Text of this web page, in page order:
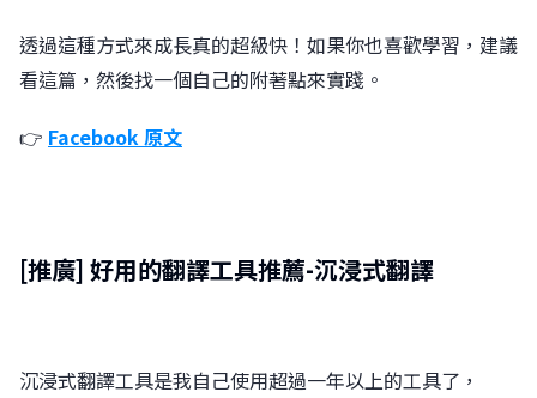
透過這種方式來成長真的超級快！如果你也喜歡學習，建議
看這篇，然後找一個自己的附著點來實踐。
👉 Facebook 原文
[​推廣] 好用的翻譯工具推薦-沉浸式翻譯
沉浸式翻譯工具是我自己使用超過一年以上的工具了，